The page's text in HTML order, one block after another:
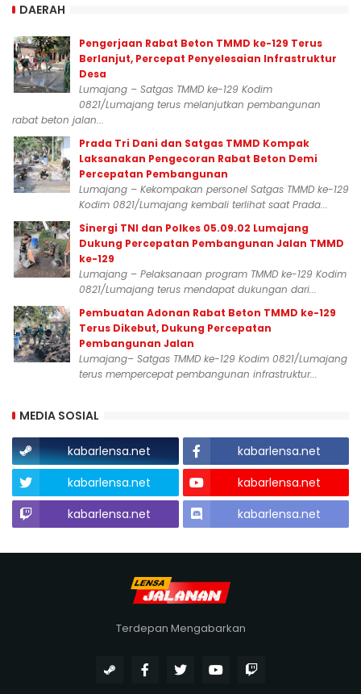
DAERAH
Pengerjaan Rabat Beton TMMD ke-129 Terus
Berlanjut, Percepat Penyelesaian Infrastruktur
Desa
Lumajang – Satgas TMMD ke-129 Kodim
0821/Lumajang terus melanjutkan pembangunan
rabat beton jalan...
Prada Tri Dani dan Satgas TMMD Kompak
Laksanakan Pengecoran Rabat Beton Demi
Percepatan Pembangunan
Lumajang – Kekompakan personel Satgas TMMD ke-129
Kodim 0821/Lumajang kembali terlihat saat Prada...
Sinergi TNI dan Polkes 05.09.02 Lumajang
Dukung Percepatan Pembangunan Jalan TMMD
ke-129
Lumajang – Pelaksanaan program TMMD ke-129 Kodim
0821/Lumajang terus mendapat dukungan dari...
Pembuatan Adonan Rabat Beton TMMD ke-129
Terus Dikebut, Dukung Percepatan
Pembangunan Jalan
Lumajang– Satgas TMMD ke-129 Kodim 0821/Lumajang
terus mempercepat pembangunan infrastruktur...
MEDIA SOSIAL
kabarlensa.net
kabarlensa.net
kabarlensa.net
kabarlensa.net
kabarlensa.net
kabarlensa.net
Terdepan Mengabarkan